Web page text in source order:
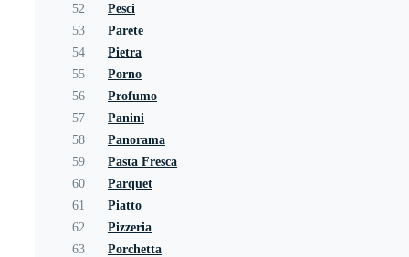
52
Pesci
53
Parete
54
Pietra
55
Porno
56
Profumo
57
Panini
58
Panorama
59
Pasta Fresca
60
Parquet
61
Piatto
62
Pizzeria
63
Porchetta